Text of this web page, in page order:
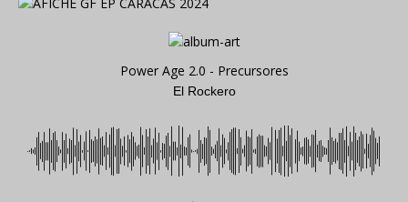
Power Age 2.0 - Precursores
El Rockero